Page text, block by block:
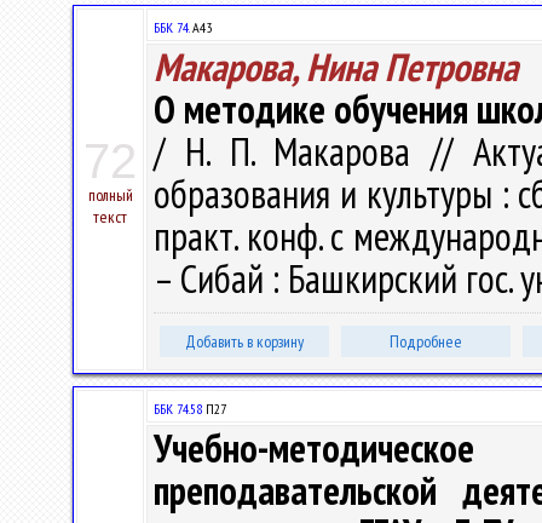
72
полный
текст
ББК 74.А43
Макарова, Нина Петровна
О методике обучения
/ Н. П. Макарова //
образования и культуры :
практ. конф. с
– Сибай : Башкирский гос.
Добавить в корзину Подробнее
ББК 74.58 П27
Учебно-
преподавательской